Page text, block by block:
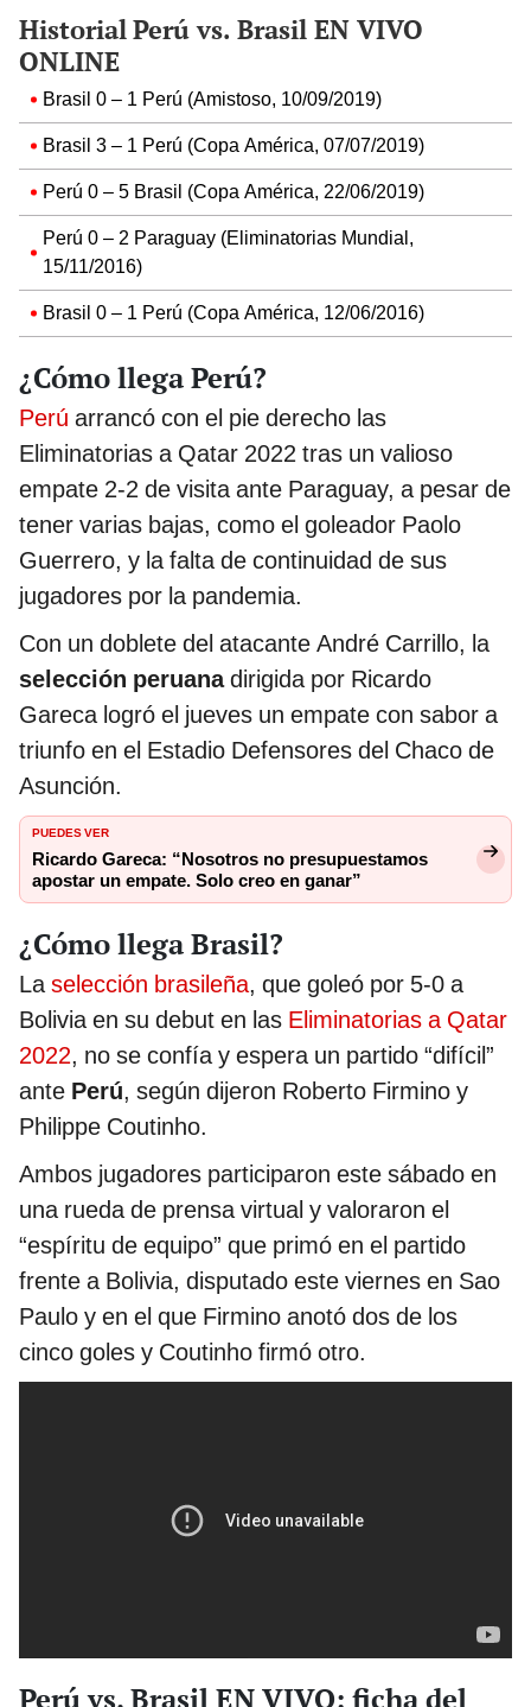
HistorialPerú vs. Brasil EN VIVO
ONLINE
Brasil 0 – 1 Perú (Amistoso, 10/09/2019)
Brasil 3 – 1 Perú (Copa América, 07/07/2019)
Perú 0 – 5 Brasil (Copa América, 22/06/2019)
Perú 0 – 2 Paraguay (Eliminatorias Mundial,
15/11/2016)
Brasil 0 – 1 Perú (Copa América, 12/06/2016)
¿Cómo llega Perú?
Perú arrancó con el pie derecho las
Eliminatorias a Qatar 2022 tras un valioso
empate 2-2 de visita ante Paraguay, a pesar de
tener varias bajas, como el goleador Paolo
Guerrero, y la falta de continuidad de sus
jugadores por la pandemia.
Con un doblete del atacante André Carrillo, la
selección peruanadirigida por Ricardo
Gareca logró el jueves un empate con sabor a
triunfo en el Estadio Defensores del Chaco de
Asunción.
PUEDES VER
Ricardo Gareca: “Nosotros no presupuestamos
apostar un empate. Solo creo en ganar”
¿Cómo llega Brasil?
Laselección brasileña, que goleó por 5-0 a
Bolivia en su debut en las Eliminatorias a Qatar
2022, no se confía y espera un partido “difícil”
ante Perú, según dijeron Roberto Firmino y
Philippe Coutinho.
Ambos jugadores participaron este sábado en
una rueda de prensa virtual y valoraron el
“espíritu de equipo” que primó en el partido
frente a Bolivia, disputado este viernes en Sao
Paulo y en el que Firmino anotó dos de los
cinco goles y Coutinho firmó otro.
Perú vs. Brasil EN VIVO: ficha del